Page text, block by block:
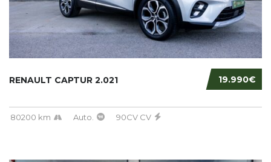
19.990€
RENAULT CAPTUR 2.021
80200 km Auto. 90CV CV